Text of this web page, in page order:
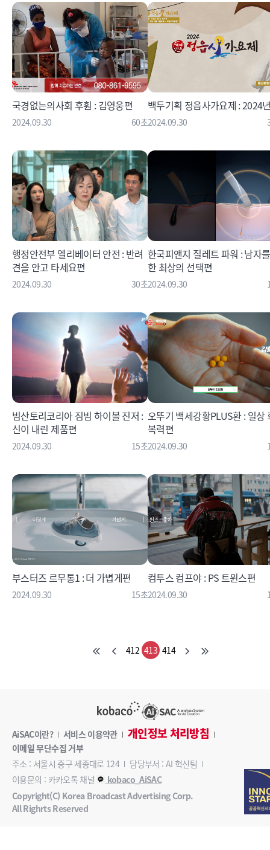
국경없는의사회 후훤 : 김영웅편
2024.09.30 60초
백두기획 정읍사가요제 : 2024
2024.09.30
행정안전부 엘리베이터 안전 : 반려
견을 안고 타세요편
2024.09.30 30초
한국피앤지 질레트 파워 : 남자
한 최상의 선택편
2024.09.30
빔산토리코리아 짐빔 하이볼 진저 :
신이 내린 제품편
2024.09.30 15초
오뚜기 백세강황PLUS환 : 일상
복력편
2024.09.30
부스터즈 르무통1 : 더 가볍게편
2024.09.30 15초
컴투스 컴프야 : PS 트윈스편
2024.09.30
412 413 414
AiSAC이란? 서비스 이용약관 개인정보 처리방침
이메일 무단수집 거부
주소 : 서울시 중구 세종대로 124
담당부서 : AI 혁신팀
이용문의 : 카카오톡 채널
kobaco_AiSAC
Copyright(C) Korea Broadcast Advertising Corp.
All Righrts Reserved